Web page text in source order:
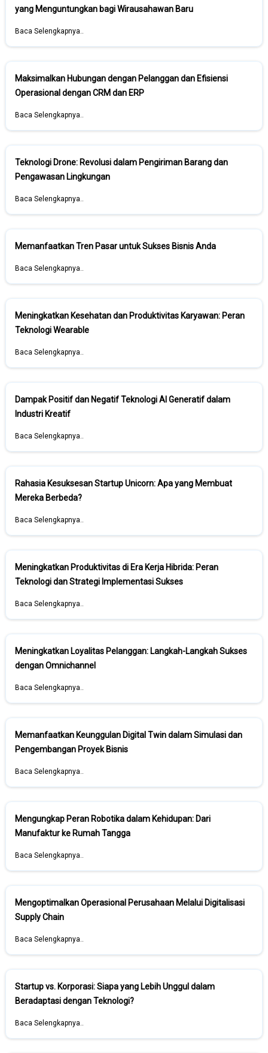
yang Menguntungkan bagi Wirausahawan Baru
Baca Selengkapnya..
Maksimalkan Hubungan dengan Pelanggan dan Efisiensi
Operasional dengan CRM dan ERP
Baca Selengkapnya..
Teknologi Drone: Revolusi dalam Pengiriman Barang dan
Pengawasan Lingkungan
Baca Selengkapnya..
Memanfaatkan Tren Pasar untuk Sukses Bisnis Anda
Baca Selengkapnya..
Meningkatkan Kesehatan dan Produktivitas Karyawan: Peran
Teknologi Wearable
Baca Selengkapnya..
Dampak Positif dan Negatif Teknologi AI Generatif dalam
Industri Kreatif
Baca Selengkapnya..
Rahasia Kesuksesan Startup Unicorn: Apa yang Membuat
Mereka Berbeda?
Baca Selengkapnya..
Meningkatkan Produktivitas di Era Kerja Hibrida: Peran
Teknologi dan Strategi Implementasi Sukses
Baca Selengkapnya..
Meningkatkan Loyalitas Pelanggan: Langkah-Langkah Sukses
dengan Omnichannel
Baca Selengkapnya..
Memanfaatkan Keunggulan Digital Twin dalam Simulasi dan
Pengembangan Proyek Bisnis
Baca Selengkapnya..
Mengungkap Peran Robotika dalam Kehidupan: Dari
Manufaktur ke Rumah Tangga
Baca Selengkapnya..
Mengoptimalkan Operasional Perusahaan Melalui Digitalisasi
Supply Chain
Baca Selengkapnya..
Startup vs. Korporasi: Siapa yang Lebih Unggul dalam
Beradaptasi dengan Teknologi?
Baca Selengkapnya..